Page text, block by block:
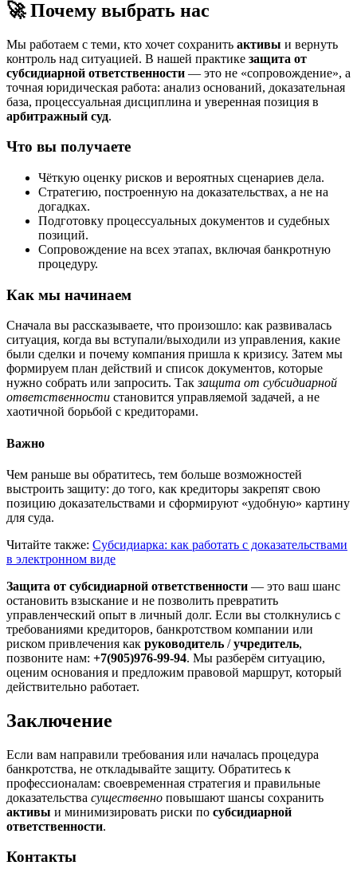
🚀 Почему выбрать нас
Мы работаем с теми, кто хочет сохранить активы и вернуть
контроль над ситуацией. В нашей практике защита от
субсидиарной ответственности — это не «сопровождение», а
точная юридическая работа: анализ оснований, доказательная
база, процессуальная дисциплина и уверенная позиция в
арбитражный суд.
Что вы получаете
Чёткую оценку рисков и вероятных сценариев дела.
Стратегию, построенную на доказательствах, а не на
догадках.
Подготовку процессуальных документов и судебных
позиций.
Сопровождение на всех этапах, включая банкротную
процедуру.
Как мы начинаем
Сначала вы рассказываете, что произошло: как развивалась
ситуация, когда вы вступали/выходили из управления, какие
были сделки и почему компания пришла к кризису. Затем мы
формируем план действий и список документов, которые
нужно собрать или запросить. Такзащита от субсидиарной
ответственности становится управляемой задачей, а не
хаотичной борьбой с кредиторами.
Важно
Чем раньше вы обратитесь, тем больше возможностей
выстроить защиту: до того, как кредиторы закрепят свою
позицию доказательствами и сформируют «удобную» картину
для суда.
Читайте также: Субсидиарка: как работать с доказательствами
в электронном виде
Защита от субсидиарной ответственности — это ваш шанс
остановить взыскание и не позволить превратить
управленческий опыт в личный долг. Если вы столкнулись с
требованиями кредиторов, банкротством компании или
риском привлечения как руководитель /учредитель,
позвоните нам: +7(905)976-99-94. Мы разберём ситуацию,
оценим основания и предложим правовой маршрут, который
действительно работает.
Заключение
Если вам направили требования или началась процедура
банкротства, не откладывайте защиту. Обратитесь к
профессионалам: своевременная стратегия и правильные
доказательства существенно повышают шансы сохранить
активы и минимизировать риски по субсидиарной
ответственности.
Контакты